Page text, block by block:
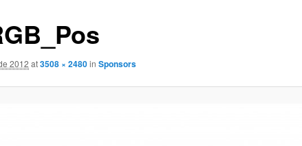
2012 at3508 × 2480in Sponsors